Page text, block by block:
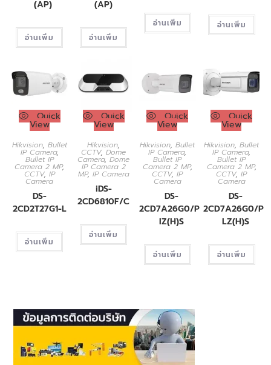
(AP)
อ่านเพิ่ม
(AP)
อ่านเพิ่ม
อ่านเพิ่ม อ่านเพิ่ม
Quick
View
Hikvision, Bullet
IP Camera,
Bullet IP
Camera 2 MP,
CCTV, IP
Camera
DS-
2CD2T27G1-L
อ่านเพิ่ม
Quick
View
Hikvision,
CCTV,Dome
Camera,Dome
IP Camera 2
MP, IP Camera
iDS-
2CD6810F/C
อ่านเพิ่ม
Quick
View
Hikvision,Bullet
IP Camera,
Bullet IP
Camera 2 MP,
CCTV,IP
Camera
DS-
2CD7A26G0/P-
IZ(H)S
อ่านเพิ่ม
Quick
View
Hikvision,Bullet
IP Camera,
Bullet IP
Camera 2 MP,
CCTV,IP
Camera
DS-
2CD7A26G0/P-
LZ(H)S
อ่านเพิ่ม